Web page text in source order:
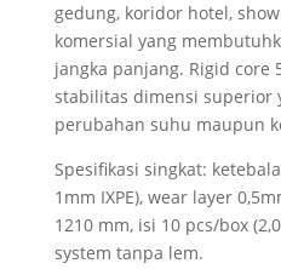
gedung, koridor hotel,
komersial yang
jangka panjang. Rigid core
stabilitas dimensi superior
perubahan suhu maupun
Spesifikasi singkat:
1mm IXPE), wear layer
1210 mm, isi 10 pcs/box
system tanpa lem.